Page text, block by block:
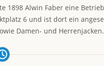
1898 Alwin Faber eine
6 und ist dort ein
Damen- und Herrenjacken.